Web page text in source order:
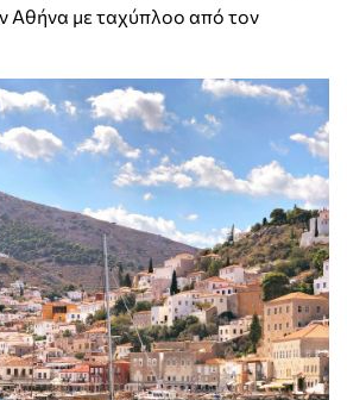
Αθήνα με ταχύπλοο από τον